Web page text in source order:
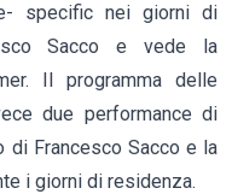
specific nei giorni di
Sacco e vede la
Il programma delle
due performance di
Francesco Sacco e la
i giorni di residenza.